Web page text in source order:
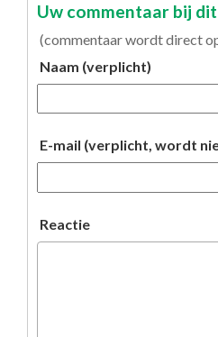
Uw commentaar bij
(commentaar wordt direct
Naam (verplicht)
E-mail (verplicht, wordt
Reactie